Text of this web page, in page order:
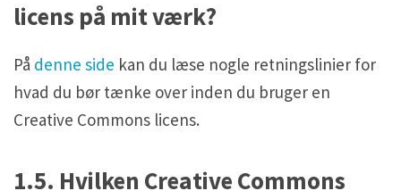
licens på mit værk?
På denne side kan du læse nogle retningslinier for
hvad du bør tænke over inden du bruger en
Creative Commons licens.
1.5. Hvilken Creative Commons